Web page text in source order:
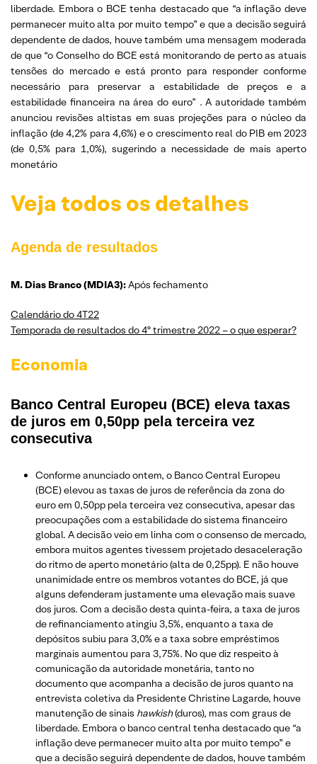
liberdade. Embora o BCE tenha destacado que “a inflação deve
permanecer muito alta por muito tempo” e que a decisão seguirá
dependente de dados, houve também uma mensagem moderada
de que “o Conselho do BCE está monitorando de perto as atuais
tensões do mercado e está pronto para responder conforme
necessário para preservar a estabilidade de preços e a
estabilidade financeira na área do euro” . A autoridade também
anunciou revisões altistas em suas projeções para o núcleo da
inflação (de 4,2% para 4,6%) e o crescimento real do PIB em 2023
(de 0,5% para 1,0%), sugerindo a necessidade de mais aperto
monetário
Veja todos os detalhes
Agenda de resultados
M. Dias Branco (MDIA3):Após fechamento
Calendário do 4T22
Temporada de resultados do 4º trimestre 2022 – o que esperar?
Economia
Banco Central Europeu (BCE) eleva taxas
de juros em 0,50pp pela terceira vez
consecutiva
Conforme anunciado ontem, o Banco Central Europeu
(BCE) elevou as taxas de juros de referência da zona do
euro em 0,50pp pela terceira vez consecutiva, apesar das
preocupações com a estabilidade do sistema financeiro
global. A decisão veio em linha com o consenso de mercado,
embora muitos agentes tivessem projetado desaceleração
do ritmo de aperto monetário (alta de 0,25pp). E não houve
unanimidade entre os membros votantes do BCE, já que
alguns defenderam justamente uma elevação mais suave
dos juros. Com a decisão desta quinta-feira, a taxa de juros
de refinanciamento atingiu 3,5%, enquanto a taxa de
depósitos subiu para 3,0% e a taxa sobre empréstimos
marginais aumentou para 3,75%. No que diz respeito à
comunicação da autoridade monetária, tanto no
documento que acompanha a decisão de juros quanto na
entrevista coletiva da Presidente Christine Lagarde, houve
manutenção de sinais hawkish(duros), mas com graus de
liberdade. Embora o banco central tenha destacado que “a
inflação deve permanecer muito alta por muito tempo” e
que a decisão seguirá dependente de dados, houve também